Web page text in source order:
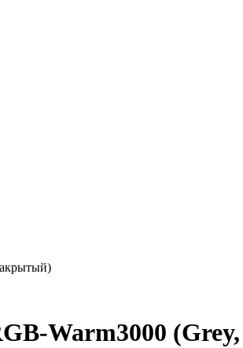
Warm3000 (Grey,